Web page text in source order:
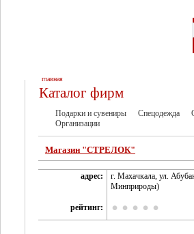
главная
Каталог фирм
Подарки и сувениры Спецодежда
Организации
Магазин "СТРЕЛОК"
адрес:
г. Махачкала, ул.
Минприроды)
рейтинг: